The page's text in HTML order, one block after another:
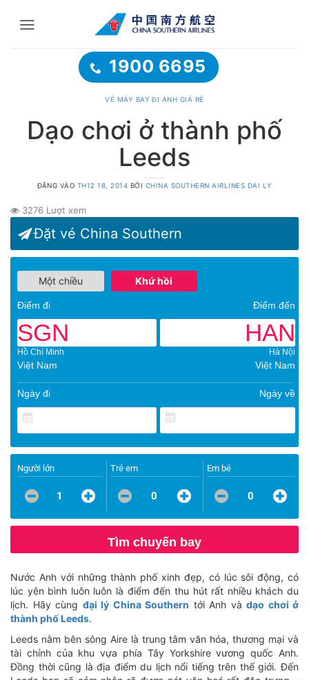
1900 6695
VÉ MÁY BAY ĐI ANH GIÁ RẺ
Dạo chơi ở thành phố
Leeds
ĐĂNG VÀO TH12 18, 2014 BỞI CHINA SOUTHERN AIRLINES DAI LY
3276 Lượt xem
Đặt vé China Southern
Một chiều Khứ hồi
Điểm đi Điểm đến
SGN
Hồ Chí Minh
Việt Nam
HAN
Hà Nội
Việt Nam
Ngày đi Ngày về
Người lớn
1
Trẻ em
0
Em bé
0
Tìm chuyến bay
Nước Anh với những thành phố xinh đẹp, có lúc sôi động, có
lúc yên bình luôn luôn là điểm đến thu hút rất nhiều khách du
lịch. Hãy cùng đại lý China Southern tới Anh và dạo chơi ở
thành phố Leeds.
Leeds nằm bên sông Aire là trung tâm văn hóa, thương mại và
tài chính của khu vựa phía Tây Yorkshire vương quốc Anh.
Đồng thời cũng là địa điểm du lịch nổi tiếng trên thế giới. Đến